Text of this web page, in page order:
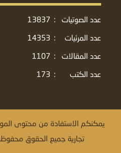
عدد الصوتيات :
13837
عدد المرئيات
:
14353
عدد المقالات
:
1107
عدد الكتب
:
173
يمكنكم الاستفادة من محتوى
تجارية جميع الحقوق